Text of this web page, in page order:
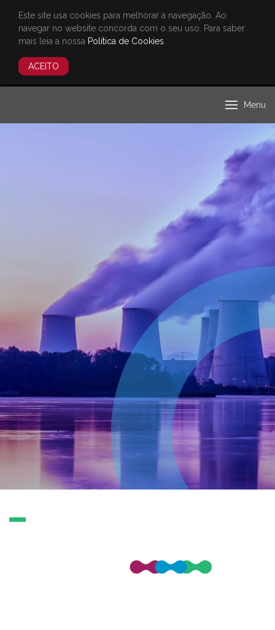
Este site usa cookies para melhorar a navegação. Ao
navegar no website concorda com o seu uso. Para saber
mais leia a nossa Política de Cookies
ACEITO
Menu